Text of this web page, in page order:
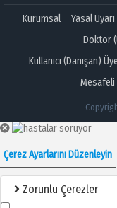
Kurumsal Yasal Uyarı
Doktor
Kullanıcı (Danışan)
Mesafeli
Çerez Ayarlarını Düzenleyin
Zorunlu Çerezler